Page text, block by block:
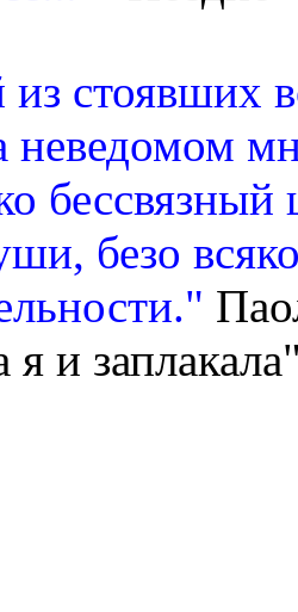
стоявших
неведомом
безо
я и